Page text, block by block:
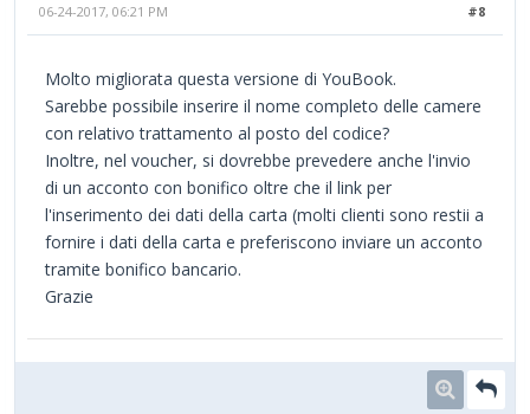
#8
06-24-2017, 06:21 PM
Molto migliorata questa versione di YouBook.
Sarebbe possibile inserire il nome completo delle camere
con relativo trattamento al posto del codice?
Inoltre, nel voucher, si dovrebbe prevedere anche l'invio
di un acconto con bonifico oltre che il link per
l'inserimento dei dati della carta (molti clienti sono restii a
fornire i dati della carta e preferiscono inviare un acconto
tramite bonifico bancario.
Grazie